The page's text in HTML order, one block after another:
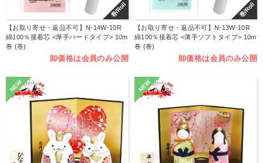
巻/Roll
【お取り寄せ・返品不可】N-14W-10R
綿100％接着芯 <厚手ハードタイプ> 10m
巻 (巻)
卸価格は会員のみ公開
巻/Roll
【お取り寄せ・返品不可】N-13W-10R
綿100％接着芯 <薄手ソフトタイプ> 10m
巻 (巻)
卸価格は会員のみ公開
NEW NEW